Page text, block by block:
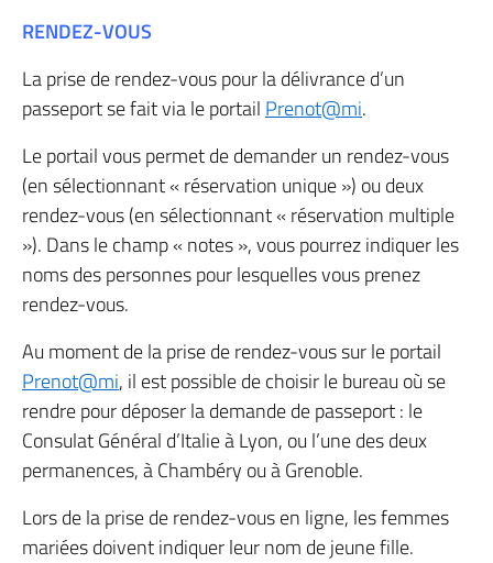
RENDEZ-VOUS
La prise de rendez-vous pour la délivrance d’un
passeport se fait via le portail Prenot@mi.
Le portail vous permet de demander un rendez-vous
(en sélectionnant « réservation unique ») ou deux
rendez-vous (en sélectionnant « réservation multiple
»). Dans le champ « notes », vous pourrez indiquer les
noms des personnes pour lesquelles vous prenez
rendez-vous.
Au moment de la prise de rendez-vous sur le portail
Prenot@mi, il est possible de choisir le bureau où se
rendre pour déposer la demande de passeport : le
Consulat Général d’Italie à Lyon, ou l’une des deux
permanences, à Chambéry ou à Grenoble.
Lors de la prise de rendez-vous en ligne, les femmes
mariées doivent indiquer leur nom de jeune fille.